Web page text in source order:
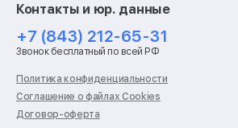
Ремонт роботов-пылесосов
Ремонт холодильников
Ремонт стиральных машин
Ремонт пылесосов
Ремонт варочных панелей
Ремонт духовых шкафов
Ремонт кондиционеров
Ремонт кухонных комбайнов
Контакты и юр. данные
+7 (843) 212-65-31
Звонок бесплатный по всей РФ
Политика конфиденциальности
Соглашение о файлах Cookies
Договор-оферта